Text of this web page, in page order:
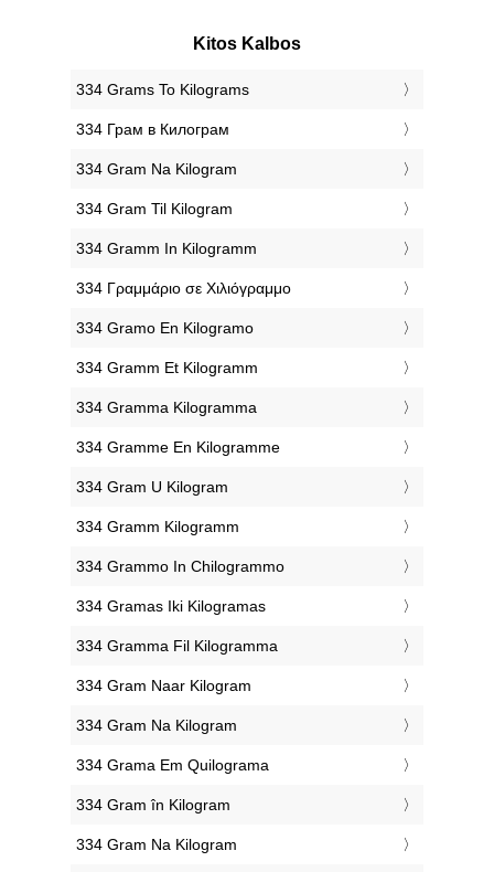
Kitos Kalbos
‎334 Grams To Kilograms
‎334 Грам в Килограм
‎334 Gram Na Kilogram
‎334 Gram Til Kilogram
‎334 Gramm In Kilogramm
‎334 Γραμμάριο σε Χιλιόγραμμο
‎334 Gramo En Kilogramo
‎334 Gramm Et Kilogramm
‎334 Gramma Kilogramma
‎334 Gramme En Kilogramme
‎334 Gram U Kilogram
‎334 Gramm Kilogramm
‎334 Grammo In Chilogrammo
‎334 Gramas Iki Kilogramas
‎334 Gramma Fil Kilogramma
‎334 Gram Naar Kilogram
‎334 Gram Na Kilogram
‎334 Grama Em Quilograma
‎334 Gram în Kilogram
‎334 Gram Na Kilogram